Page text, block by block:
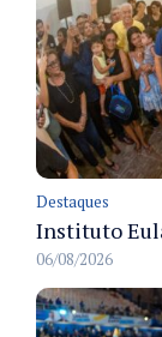
Destaques
06/08/2026